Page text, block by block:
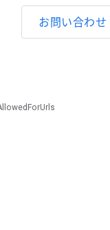
お問い合わせ